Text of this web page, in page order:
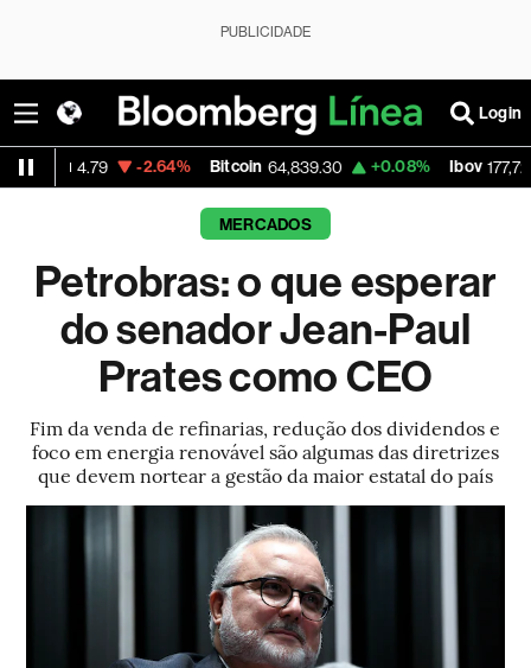
PUBLICIDADE
Login
-2.64% Bitcoin 64,839.30 +0.08% Ibov 177,726.17 -0.09%
MERCADOS
Petrobras: o que esperar
do senador Jean-Paul
Prates como CEO
Fim da venda de refinarias, redução dos dividendos e
foco em energia renovável são algumas das diretrizes
que devem nortear a gestão da maior estatal do país